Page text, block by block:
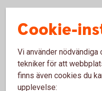
Rådgivning på
Rådgivning på
Cookie-
Vi använder
tekniker för att
finns även cookies du
upplevelse: